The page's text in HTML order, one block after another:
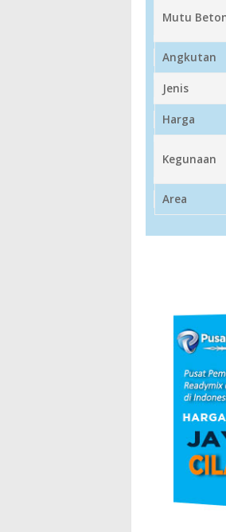
Mutu
Angkutan
Jenis
Harga
Kegunaan
Area